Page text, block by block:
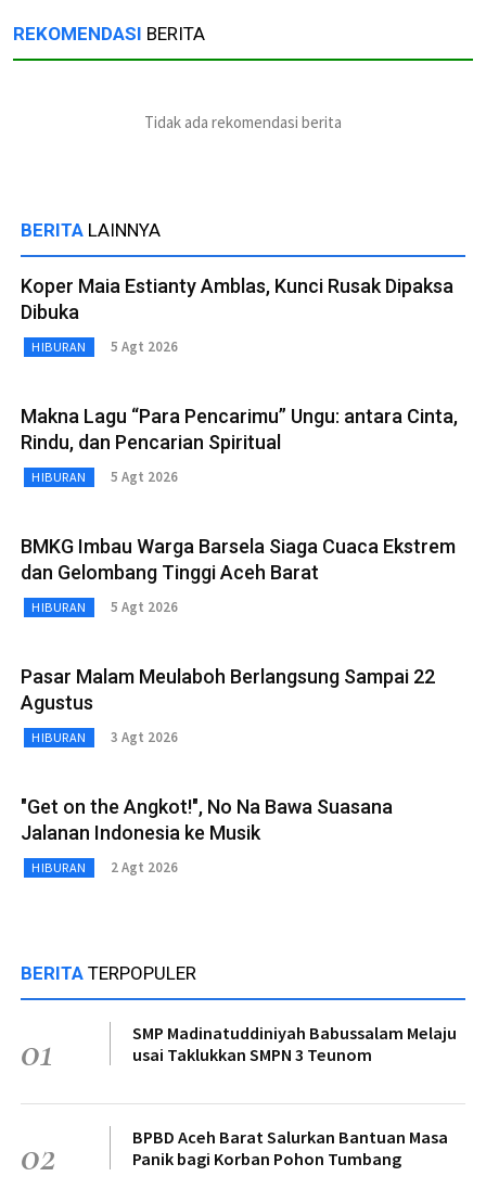
REKOMENDASI BERITA
Tidak ada rekomendasi berita
BERITA LAINNYA
Koper Maia Estianty Amblas, Kunci Rusak Dipaksa
Dibuka
HIBURAN 5 Agt 2026
Makna Lagu “Para Pencarimu” Ungu: antara Cinta,
Rindu, dan Pencarian Spiritual
HIBURAN 5 Agt 2026
BMKG Imbau Warga Barsela Siaga Cuaca Ekstrem
dan Gelombang Tinggi Aceh Barat
HIBURAN 5 Agt 2026
Pasar Malam Meulaboh Berlangsung Sampai 22
Agustus
HIBURAN 3 Agt 2026
"Get on the Angkot!", No Na Bawa Suasana
Jalanan Indonesia ke Musik
HIBURAN 2 Agt 2026
BERITA TERPOPULER
01
SMP Madinatuddiniyah Babussalam Melaju
usai Taklukkan SMPN 3 Teunom
02
BPBD Aceh Barat Salurkan Bantuan Masa
Panik bagi Korban Pohon Tumbang